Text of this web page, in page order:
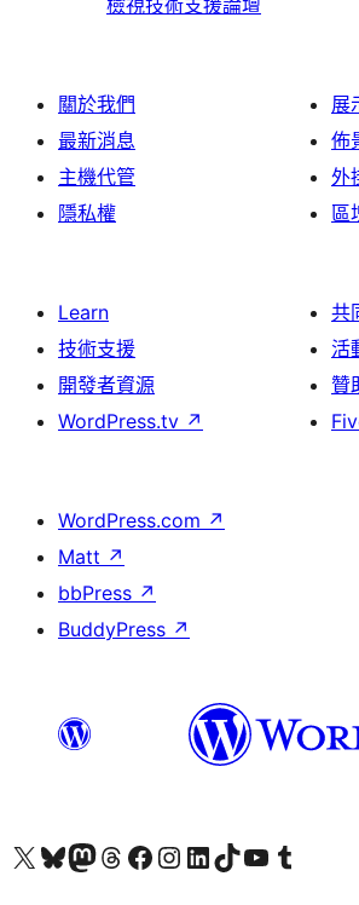
關於我們
最新消息
主機代管
隱私權
展
佈
外
區
Learn
技術支援
開發者資源
WordPress.tv ↗
共
活
贊
WordPress.com ↗
Matt ↗
bbPress ↗
BuddyPress ↗
查看我們的 X (之前的 Twitter) 帳號造訪我們的 Bluesky 帳號造訪我們的 Mastodon 帳號造訪我們的 Threads 帳號 造訪我們的 Facebook 粉絲專頁Visit our Instagram account
Visit our LinkedIn account
造訪我們的 TikTok 帳號Visit our YouTube channel
造訪我們的 Tumblr 帳號